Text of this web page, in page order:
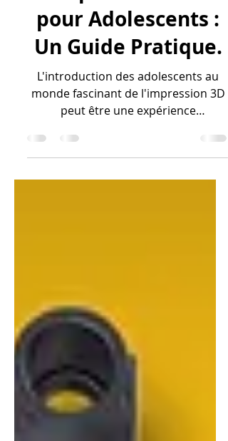
Sélectionner une
Imprimante 3D
pour Adolescents :
Un Guide Pratique.
monde fascinant de l'impression 3D
peut être une expérience
enrichissante et éducative. Une